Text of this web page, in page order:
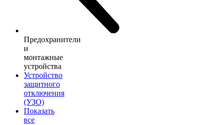
Предохранители
и
монтажные
устройства
Устройство
защитного
отключения
(УЗО)
Показать
все